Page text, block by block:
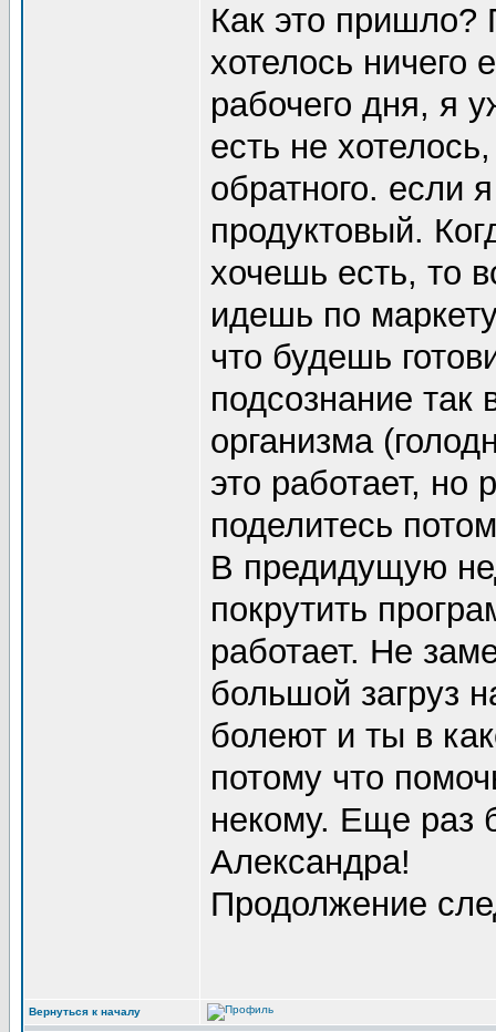
Как это пришло?
хотелось ничего
рабочего дня, я
есть не
обратного. если
продуктовый.
хочешь есть, то
идешь по
что будешь
подсознание так
организма
это работает, но
поделитесь
В предидущую
покрутить
работает. Не
большой загруз
болеют и ты в
потому что
некому. Еще раз
Александра!
Продолжение
Вернуться к началу